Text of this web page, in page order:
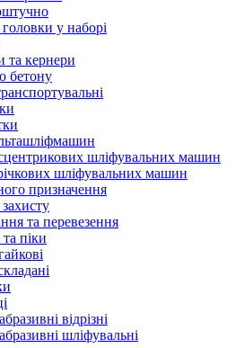
головки у наборі
та кернери
бетону
шліфувальних машин
шліфувальних машин
призначення
та перевезення
піки
відрізні
шліфувальні